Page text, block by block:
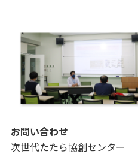
お問い合わせ
次世代たたら協創センター